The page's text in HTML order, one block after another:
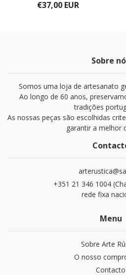
€37,00 EUR
Sobre
Somos uma loja de artesanato
Ao longo de 60 anos,
tradições
As nossas peças são escolhidas
garantir a melhor
+351 21 346 1004
rede fixa
Menu
Sobre Arte
O nosso
Contacto